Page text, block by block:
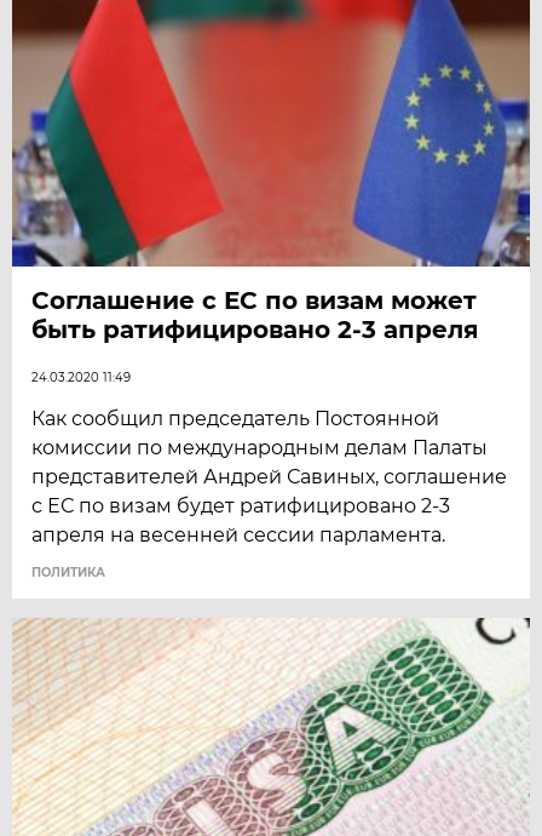
Соглашение с ЕС по визам может
быть ратифицировано 2-3 апреля
24.03.2020 11:49
Как сообщил председатель Постоянной
комиссии по международным делам Палаты
представителей Андрей Савиных, соглашение
с ЕС по визам будет ратифицировано 2-3
апреля на весенней сессии парламента.
ПОЛИТИКА